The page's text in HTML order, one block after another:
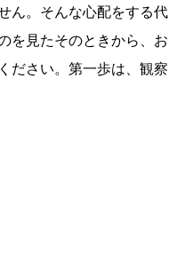
ん。そんな心配をする代
を見たそのときから、お
ださい。第一歩は、観察